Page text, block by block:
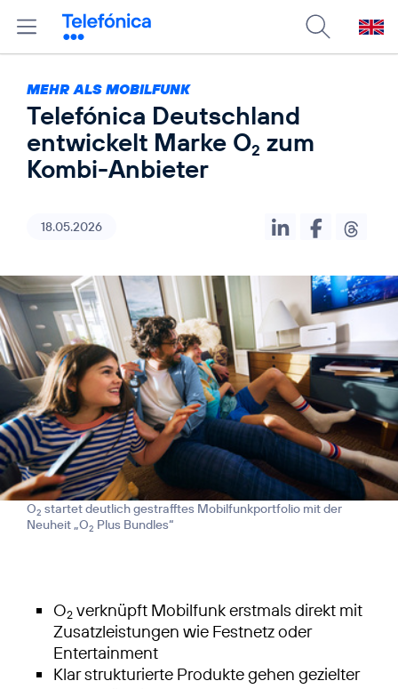
MEHR ALS MOBILFUNK
Telefónica Deutschland
entwickelt Marke O2 zum
Kombi-Anbieter
18.05.2026
O2 startet deutlich gestrafftes Mobilfunkportfolio mit der
Neuheit „O2 Plus Bundles“
O2 verknüpft Mobilfunk erstmals direkt mit
Zusatzleistungen wie Festnetz oder
Entertainment
Klar strukturierte Produkte gehen gezielter